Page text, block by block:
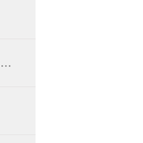
合成切削液单片、叠片防锈性测定仪